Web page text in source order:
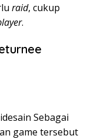
raid, cukup
.
Sebagai
game tersebut